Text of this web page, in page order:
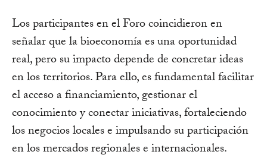
Los participantes en el Foro coincidieron en
señalar que la bioeconomía es una oportunidad
real, pero su impacto depende de concretar ideas
en los territorios. Para ello, es fundamental facilitar
el acceso a financiamiento, gestionar el
conocimiento y conectar iniciativas, fortaleciendo
los negocios locales e impulsando su participación
en los mercados regionales e internacionales.